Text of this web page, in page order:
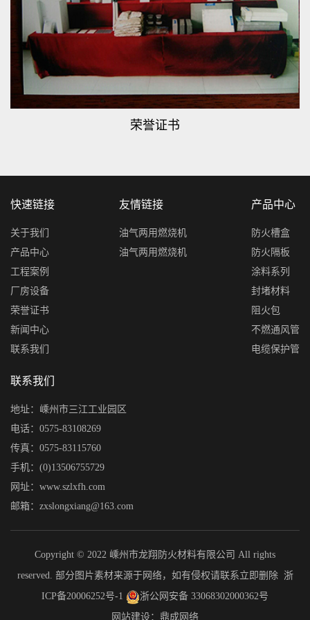
荣誉证书
快速链接
关于我们
产品中心
工程案例
厂房设备
荣誉证书
新闻中心
联系我们
友情链接
油气两用燃烧机
油气两用燃烧机
产品中心
防火槽盒
防火隔板
涂料系列
封堵材料
阻火包
不燃通风管
电缆保护管
联系我们
地址：嵊州市三江工业园区
电话：0575-83108269
传真：0575-83115760
手机：(0)13506755729
网址：www.szlxfh.com
邮箱：zxslongxiang@163.com
Copyright © 2022 嵊州市龙翔防火材料有限公司 All rights
reserved. 部分图片素材来源于网络，如有侵权请联系立即删除 浙
ICP备20006252号-1
浙公网安备 33068302000362号
网站建设：鼎成网络